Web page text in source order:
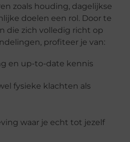
zoals houding, dagelijkse
doelen een rol. Door te
die zich volledig richt op
profiteer je van:
en up-to-date kennis
fysieke klachten als
waar je echt tot jezelf